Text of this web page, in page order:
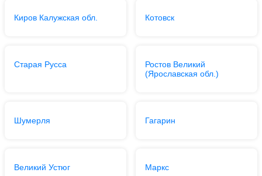
Киров Калужская обл. Котовск
Старая Русса
Ростов Великий
(Ярославская обл.)
Шумерля Гагарин
Великий Устюг Маркс